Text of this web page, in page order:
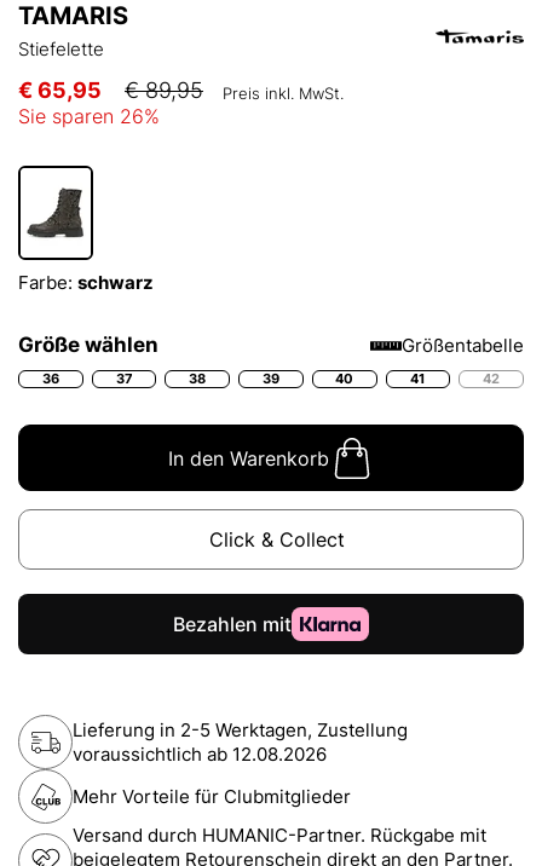
TAMARIS
Stiefelette
€ 65,95 € 89,95 Preis inkl. MwSt.
Sie sparen 26%
Farbe: schwarz
Größe wählen Größentabelle
36 37 38 39 40 41 42
In den Warenkorb
Click & Collect
Lieferung in 2-5 Werktagen, Zustellung
voraussichtlich ab 12.08.2026
Mehr Vorteile für Clubmitglieder
Versand durch HUMANIC-Partner. Rückgabe mit
beigelegtem Retourenschein direkt an den Partner.